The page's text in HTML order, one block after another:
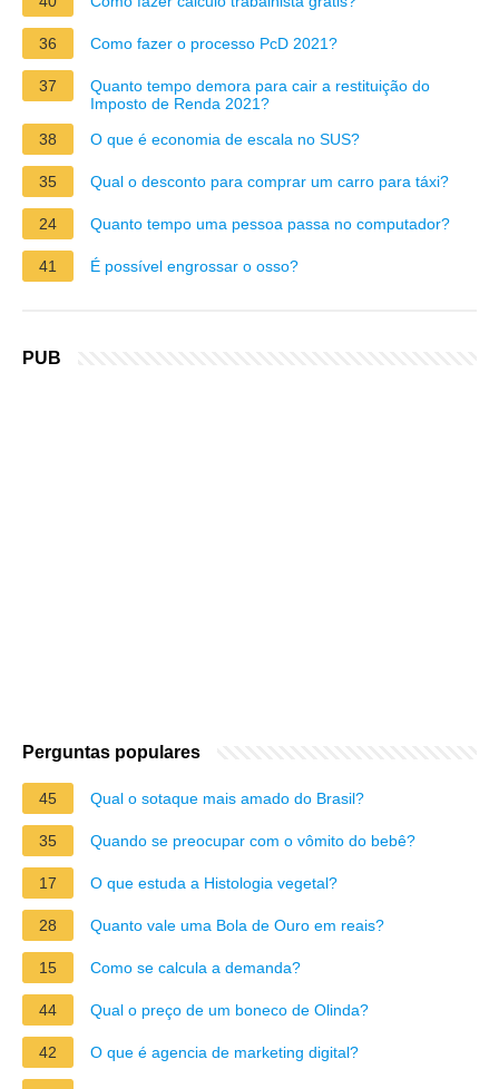
36 Como fazer o processo PcD 2021?
37
Quanto tempo demora para cair a restituição do
Imposto de Renda 2021?
38
O que é economia de escala no SUS?
35 Qual o desconto para comprar um carro para táxi?
24 Quanto tempo uma pessoa passa no computador?
41 É possível engrossar o osso?
PUB
Perguntas populares
45 Qual o sotaque mais amado do Brasil?
35 Quando se preocupar com o vômito do bebê?
17 O que estuda a Histologia vegetal?
28 Quanto vale uma Bola de Ouro em reais?
15 Como se calcula a demanda?
44 Qual o preço de um boneco de Olinda?
42 O que é agencia de marketing digital?